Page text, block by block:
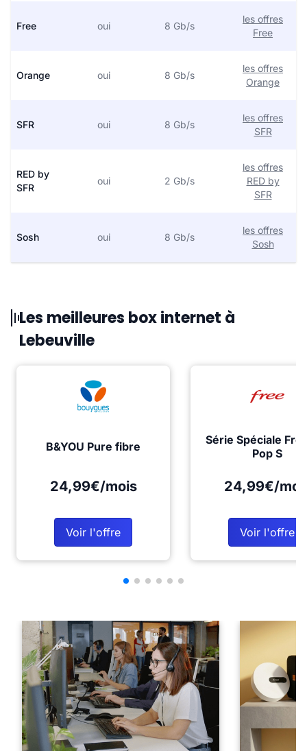
Free oui 8 Gb/s
les offres
Free
Orange oui 8 Gb/s
les offres
Orange
SFR oui 8 Gb/s
les offres
SFR
RED by
SFR
oui 2 Gb/s
les offres
RED by
SFR
Sosh oui 8 Gb/s
les offres
Sosh
Les meilleures box internet à
Lebeuville
B&YOU Pure fibre
24,99€/mois
Voir l'offre
Série Spéciale
Pop S
24,99€/
Voir l'offre